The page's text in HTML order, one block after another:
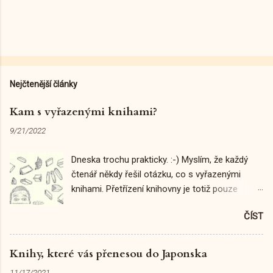
Nejčtenější články
Kam s vyřazenými knihami?
9/21/2022
Dneska trochu prakticky. :-) Myslím, že každý
čtenář někdy řešil otázku, co s vyřazenými
knihami. Přetřízení knihovny je totiž pouze
různých důvodů nepotřebujeme. I já jsem v
minulosti zkoumala, "kam s nimi" - prostor naší
domácí knihovny také není nafukovací. :-D Čili...
ČÍST
Knihy, které vás přenesou do Japonska